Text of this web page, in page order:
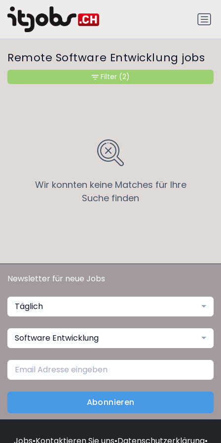
Remote Software Entwicklung jobs
Wir konnten keine Matches für Ihre
Suche finden
Filter (2)
Newsletter für neue Jobs
Täglich
Software Entwicklung
Abonnieren
Jobs•Kontaktieren Sie uns•Datenschutzerklärung•